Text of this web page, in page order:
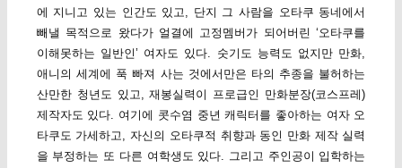
에 지니고 있는 인간도 있고, 단지 그 사람을 오타쿠 동네에서
빼낼 목적으로 왔다가 얼결에 고정멤버가 되어버린 ‘오타쿠를
이해못하는 일반인’ 여자도 있다. 숫기도 능력도 없지만 만화,
애니의 세계에 푹 빠져 사는 것에서만은 타의 추종을 불허하는
산만한 청년도 있고, 재봉실력이 프로급인 만화분장(코스프레)
제작자도 있다. 여기에 콧수염 중년 캐릭터를 좋아하는 여자 오
타쿠도 가세하고, 자신의 오타쿠적 취향과 동인 만화 제작 실력
을 부정하는 또 다른 여학생도 있다. 그리고 주인공이 입학하는